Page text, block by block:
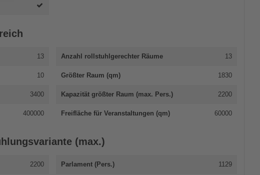
13 Anzahl rollstuhlgerechter Räume 13
10 Größter Raum (qm) 1830
3400 Kapazität größter Raum (max. Pers.) 2200
400000 Freifläche für Veranstaltungen (qm) 60000
(max.)
2200 Parlament (Pers.) 1129